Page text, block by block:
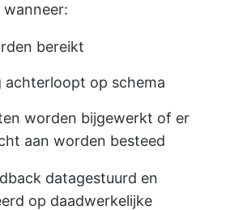
bereikt
achterloopt op schema
worden bijgewerkt of er
aan worden besteed
datagestuurd en
op daadwerkelijke